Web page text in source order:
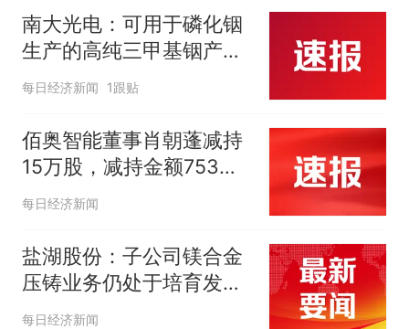
试前13名均遭淘汰？教育局：
已叫停招聘，成立调查组全面
核查
台风"白海豚"中心附近最大风
力已达15级 最新研判
人生
南大光电：可用于磷化铟
生产的高纯三甲基铟产能
目前约为2吨/年
每日经济新闻 1跟贴
佰奥智能董事肖朝蓬减持
15万股，减持金额753万
元
每日经济新闻
盐湖股份：子公司镁合金
压铸业务仍处于培育发展
阶段
每日经济新闻